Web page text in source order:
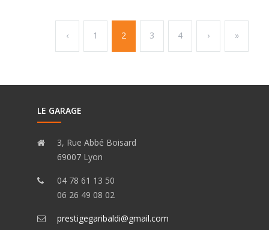
‹ 1 2 3 4 › »
LE GARAGE
3, Rue Abbé Boisard
69007 Lyon
04 78 61 13 50
06 26 49 08 02
prestigegaribaldi@gmail.com